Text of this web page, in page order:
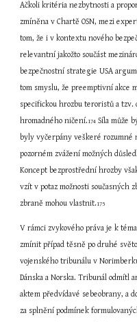
Ačkoli kritéria nezbytnosti a
zmíněna v Chartě OSN, mezi
tom, že i v kontextu nového
relevantní jakožto součást
bezpečnostní strategie USA
tom smyslu, že preemptivní akce
specifickou hrozbu teroristů a
hromadného ničení.174 Síla může
byly vyčerpány veškeré rozumné
pozorném zvážení možných
Koncept bezprostřední hrozby
vzít v potaz možnosti
zbraně mohou vlastnit.175
V rámci zvykového práva je k
zmínit případ těsně po druhé
vojenského tribunálu v
Dánska a Norska. Tribunál odmítl
aktem předvídavé sebeobrany, a
za splnění podmínek